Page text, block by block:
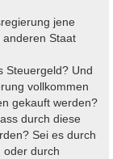
jene
Staat
Steuergeld? Und
vollkommen
gekauft werden?
durch diese
Sei es durch
oder durch